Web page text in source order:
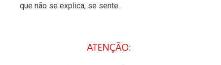
que não se explica, se sente.